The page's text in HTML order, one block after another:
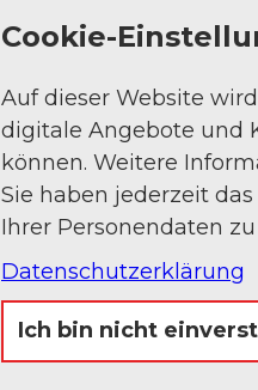
Cookie-
Auf dieser Website
digitale Angebote und
können. Weitere
Sie haben jederzeit
Ihrer Personendaten
Datenschutzerklärung
Ich bin nicht